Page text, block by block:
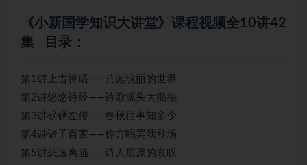
《小新国学知识大讲堂》课程视频全10讲42
集 目录：
第1讲上古神话——荒诞瑰丽的世界
第2讲悠悠诗经——诗歌源头大揭秘
第3讲磅礴左传——春秋往事知多少
第4讲诸子百家——你方唱罢我登场
第5讲悲逸离骚——诗人屈原的哀叹